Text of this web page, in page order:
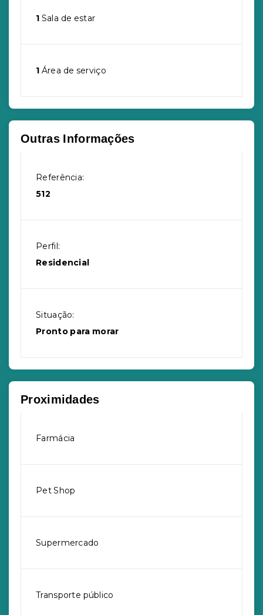
1 Sala de estar
1 Área de serviço
Outras Informações
Referência:
512
Perfil:
Residencial
Situação:
Pronto para morar
Proximidades
Farmácia
Pet Shop
Supermercado
Transporte público